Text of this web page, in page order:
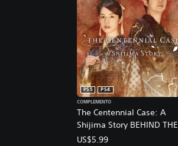
The Centennial Case: A
Shijima Story BEHIND THE
SCENES
PS5
PS4
COMPLEMENTO
US$5.99